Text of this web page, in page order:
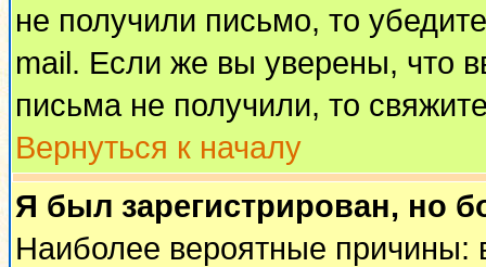
не получили письмо, то
mail. Если же вы уверены, что
письма не получили, то
Вернуться к началу
Я был зарегистрирован, но
Наиболее вероятные причины: